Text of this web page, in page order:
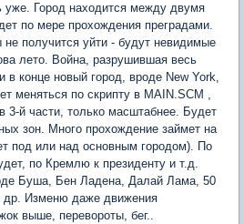
уже. Город находится между двумя
по мере прохождения преградами.
получится уйти - будут невидимые
лето. Война, разрушившая весь
в конце новый город, вроде New York,
меняться по скрипту в MAIN.SCM ,
3-й части, только масштабнее. Будет
зон. Много прохождение займет на
под или над основным городом). По
по Кремлю к президенту и т.д.
Буша, Бен Ладена, Далай Лама, 50
др. Изменю даже движения
выше, перевороты, бег..